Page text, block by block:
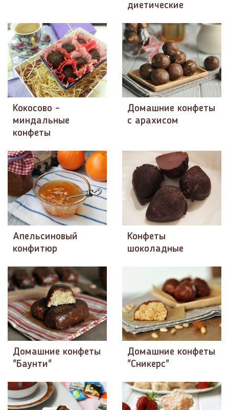
диетические
Кокосово -
миндальные
конфеты
Домашние конфеты
с арахисом
Апельсиновый
конфитюр
Конфеты
шоколадные
Домашние конфеты
"Баунти"
Домашние конфеты
"Сникерс"